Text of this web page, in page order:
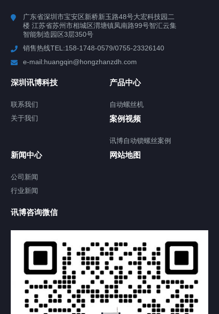
行业案例
联系我们
关于我们
广东省深圳市宝安区新桥新玉路48号大宏科技园二
楼 江苏省苏州市相城区渭塘镇凤南路99号智汇云集
智能制造园区3层350号
销售热线TEL:158-1748-0579/0755-23326140
e-mail:huangqin@hongzhanzdh.com
深圳讯博科技
联系我们
关于我们
产品中心
自动螺丝机
案例视频
讯博自动锁螺丝案例
新闻中心
公司新闻
行业新闻
网站地图
讯博咨询微信